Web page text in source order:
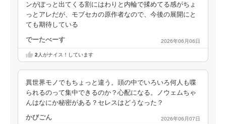
ンがぽっと出てくる割にはわりと内輪で揉めてる感がちょ
っとアレだが、モブセカの原作者なので、今後の展開にと
ても期待している
でーたべーす 2026年06月06日
2 人がナイス！しています
異世界モノでもちょっと違う。頭の中でいろいろ何人も喋
られるのって集中できるのか？心配になる。ノウェムちゃ
んはなにか秘密がある？セレスはどうなった？
かびごん 2026年06月07日